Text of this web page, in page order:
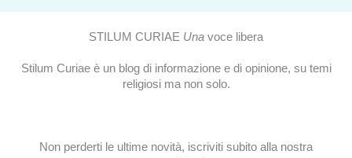
STILUM CURIAE Una voce libera
Stilum Curiae è un blog di informazione e di opinione, su temi
religiosi ma non solo.
Non perderti le ultime novità, iscriviti subito alla nostra